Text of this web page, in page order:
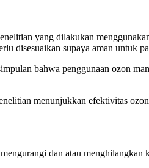
yang dilakukan
disesuaikan supaya aman untuk
bahwa penggunaan ozon
menunjukkan efektivitas
dan atau menghilangkan